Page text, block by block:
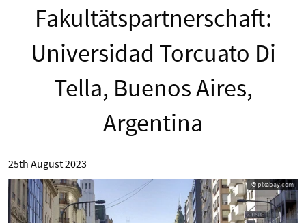
Fakultätspartnerschaft:
Universidad Torcuato Di
Tella, Buenos Aires,
Argentina
25th August 2023
© pixabay.com